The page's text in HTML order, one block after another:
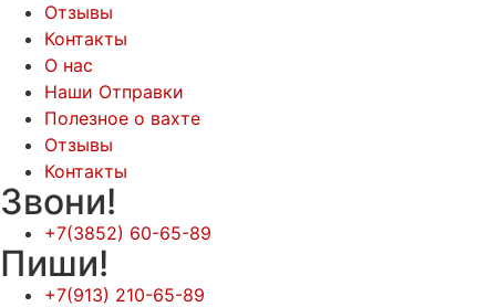
Отзывы
Контакты
О нас
Наши Отправки
Полезное о вахте
Отзывы
Контакты
Звони!
+7(3852) 60-65-89
Пиши!
+7(913) 210-65-89